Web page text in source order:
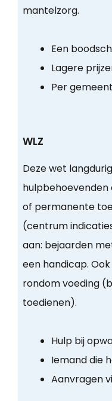
mantelzorg.
Een
Lagere
Per
WLZ
Deze wet
hulpbehoevenden
of permanente
(centrum
aan: bejaarden
een handicap.
rondom voeding
toedienen).
Hulp bij
Iemand die
Aanvragen